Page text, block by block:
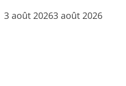
3 août 20263 août 2026